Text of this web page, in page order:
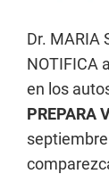
Dr. MARIA
NOTIFICA
en los
PREPARA